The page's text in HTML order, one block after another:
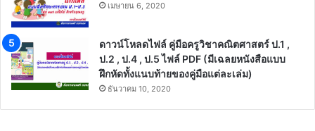
เมษายน 6, 2020
ดาวน์โหลดไฟล์ คู่มือครูวิชาคณิตศาสตร์ ป.1 ,
ป.2 , ป.4 , ป.5 ไฟล์ PDF (มีเฉลยหนังสือแบบ
ฝึกหัดทั้งแนบท้ายของคู่มือแต่ละเล่ม)
ธันวาคม 10, 2020